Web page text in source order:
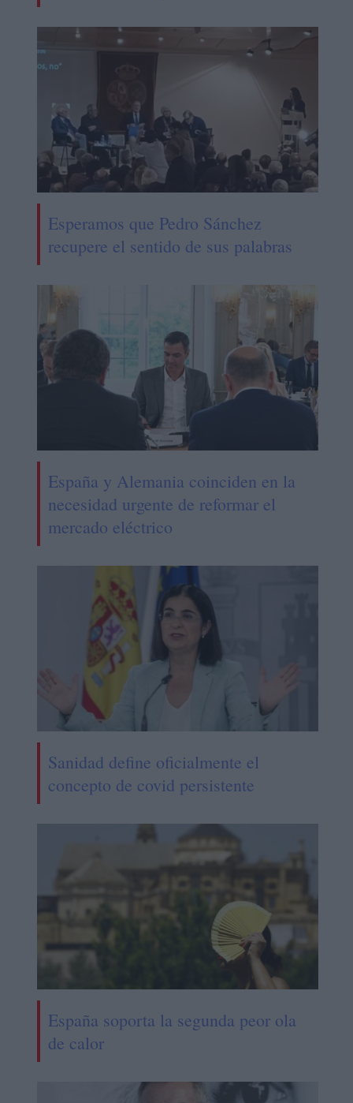
Esperamos que Pedro Sánchez
recupere el sentido de sus palabras
España y Alemania coinciden en la
necesidad urgente de reformar el
mercado eléctrico
Sanidad define oficialmente el
concepto de covid persistente
España soporta la segunda peor ola
de calor